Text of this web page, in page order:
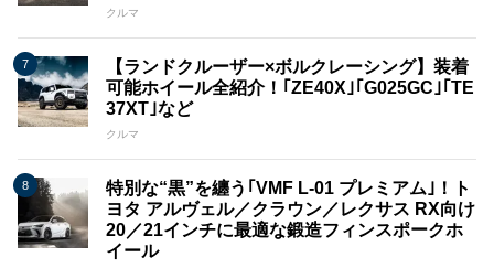
クルマ
【ランドクルーザー×ボルクレーシング】装着
可能ホイール全紹介！｢ZE40X｣｢G025GC｣｢TE
37XT｣など
クルマ
特別な“黒”を纏う｢VMF L-01 プレミアム｣！ト
ヨタ アルヴェル／クラウン／レクサス RX向け
20／21インチに最適な鍛造フィンスポークホ
イール